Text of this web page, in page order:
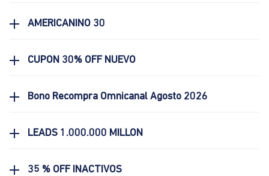
AMERICANINO 30
CUPON 30% OFF NUEVO
Bono Recompra Omnicanal Agosto 2026
LEADS 1.000.000 MILLON
35 % OFF INACTIVOS